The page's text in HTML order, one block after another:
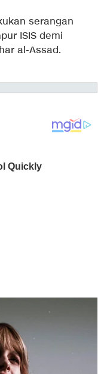
serangan
ISIS demi
al-Assad.